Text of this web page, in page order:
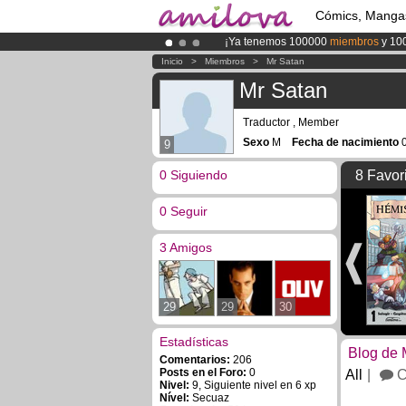
Cómics,
¡Ya tenemos 100000 miembros y
¡El Kickstarter Amilova está
¡Conviertete en Premium por3.95
Inicio > Miembros > Mr Satan
9
Mr Satan
Traductor , Member
Sexo M Fecha de nacimiento
0 Siguiendo
0 Seguir
3 Amigos
29 29 30
Estadísticas
Comentarios: 206
Posts en el Foro: 0
Nivel: 9, Siguiente nivel en 6 xp
Nível: Secuaz
8
Blog de
All